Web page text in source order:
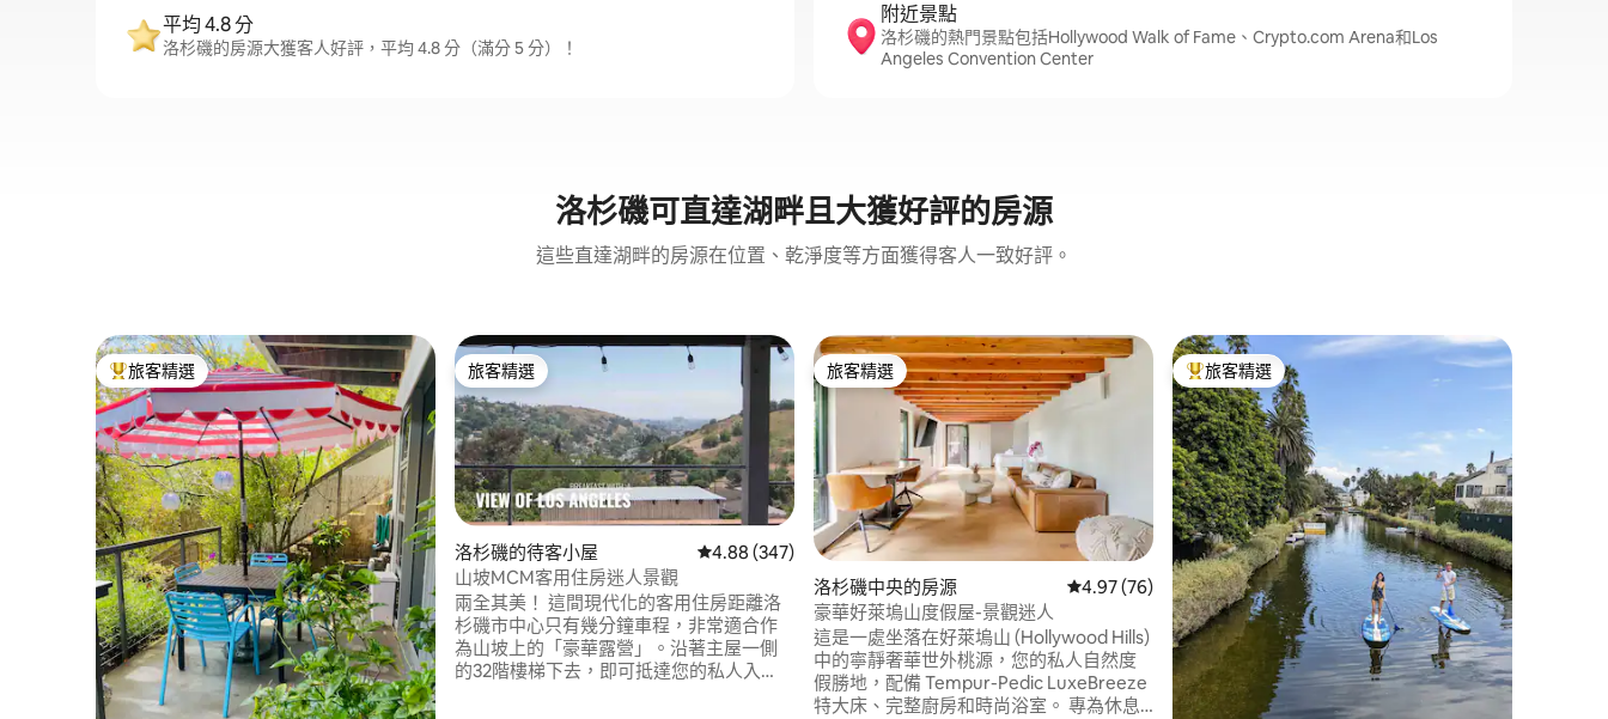
平均 4.8 分
洛杉磯的房源大獲客人好評，平均 4.8 分（滿分 5 分）！
附近景點
洛杉磯的熱門景點包括Hollywood Walk of Fame、Crypto.com Arena和Los
Angeles Convention Center
洛杉磯可直達湖畔且大獲好評的房源
這些直達湖畔的房源在位置、乾淨度等方面獲得客人一致好評。
旅客精選榜首
旅客精選 旅客精選
旅客精選
洛杉磯的待客小屋 從 347 則評價中獲得 4.88 的平均評分（滿分 5 分）
4.88 (347)
山坡MCM客用住房迷人景觀
兩全其美！ 這間現代化的客用住房距離洛
杉磯市中心只有幾分鐘車程，非常適合作
為山坡上的「豪華露營」。沿著主屋一側
的32階樓梯下去，即可抵達您的私人入
旅客精選
旅客精選
洛杉磯中央的房源 從 76 則評價中獲得 4.97 的平均評分（滿分 5 分）
4.97 (76)
豪華好萊塢山度假屋-景觀迷人
這是一處坐落在好萊塢山 (Hollywood Hills)
中的寧靜奢華世外桃源，您的私人自然度
假勝地，配備 Tempur-Pedic LuxeBreeze
特大床、完整廚房和時尚浴室。 專為休息
旅客精選榜首
旅客精選